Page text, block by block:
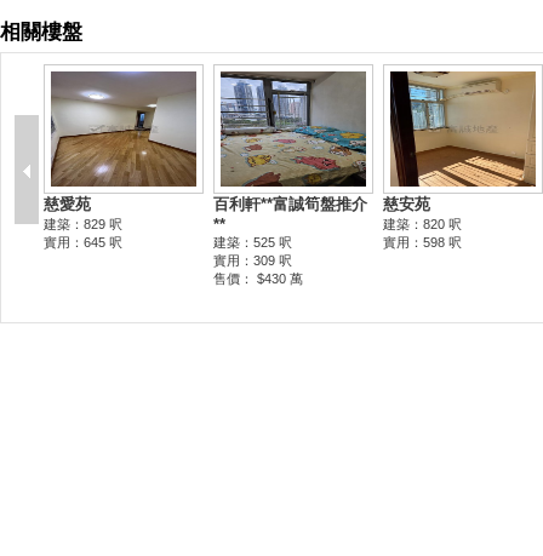
相關樓盤
慈愛苑
建築：829 呎
實用：645 呎
百利軒**富誠筍盤推介
**
建築：525 呎
實用：309 呎
售價： $430 萬
慈安苑
建築：820 呎
實用：598 呎